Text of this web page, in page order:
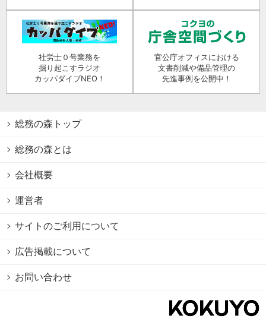
社労士０号業務を
掘り起こすラジオ
カッパダイブNEO！
官公庁オフィスにおける
文書削減や備品管理の
先進事例を公開中！
総務の森トップ
総務の森とは
会社概要
運営者
サイトのご利用について
広告掲載について
お問い合わせ